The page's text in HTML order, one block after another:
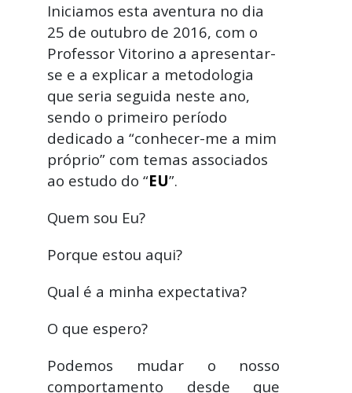
Iniciamos esta aventura no dia
25 de outubro de 2016, com o
Professor Vitorino a apresentar-
se e a explicar a metodologia
que seria seguida neste ano,
sendo o primeiro período
dedicado a “conhecer-me a mim
próprio” com temas associados
ao estudo do “EU”.
Quem sou Eu?
Porque estou aqui?
Qual é a minha expectativa?
O que espero?
Podemos mudar o nosso
comportamento desde que